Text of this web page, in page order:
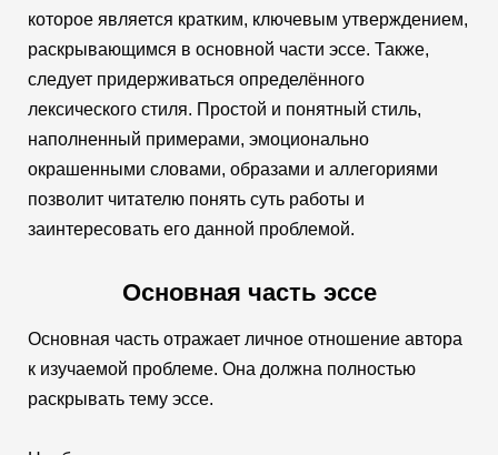
которое является кратким, ключевым утверждением,
раскрывающимся в основной части эссе. Также,
следует придерживаться определённого
лексического стиля. Простой и понятный стиль,
наполненный примерами, эмоционально
окрашенными словами, образами и аллегориями
позволит читателю понять суть работы и
заинтересовать его данной проблемой.
Основная часть эссе
Основная часть отражает личное отношение автора
к изучаемой проблеме. Она должна полностью
раскрывать тему эссе.